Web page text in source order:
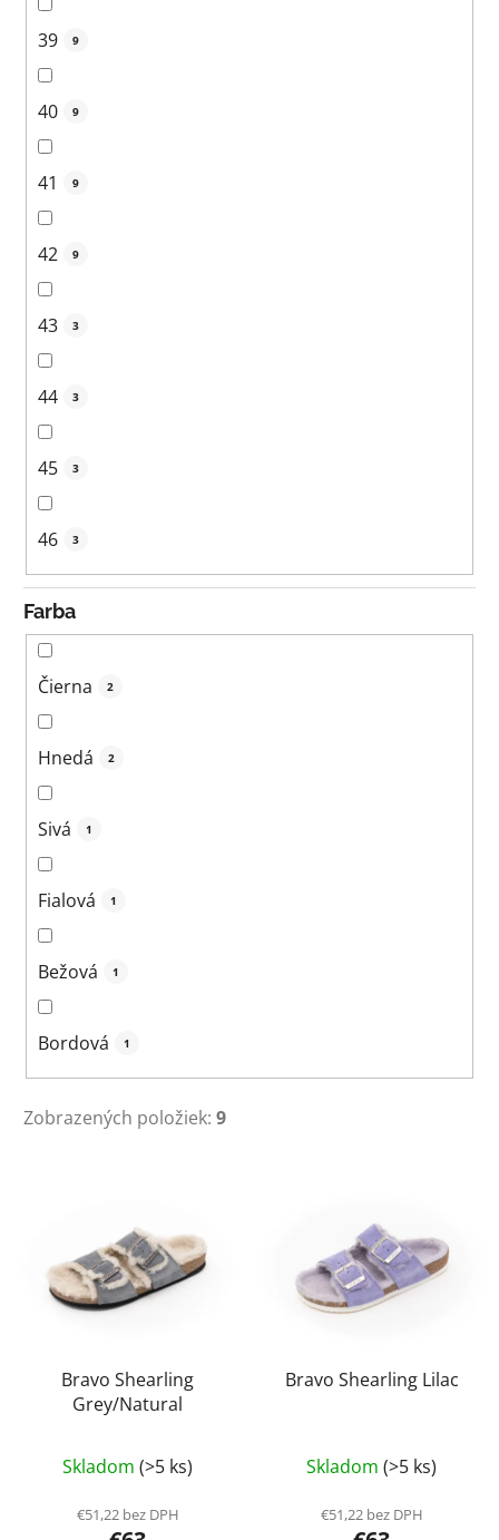
39 9
40 9
41 9
42 9
43 3
44 3
45 3
46 3
Farba
Čierna 2
Hnedá 2
Sivá 1
Fialová 1
Bežová 1
Bordová 1
Zobrazených položiek: 9
Bravo Shearling
Grey/Natural
Skladom (>5 ks)
€51,22 bez DPH
Bravo Shearling Lilac
Skladom (>5 ks)
€51,22 bez DPH